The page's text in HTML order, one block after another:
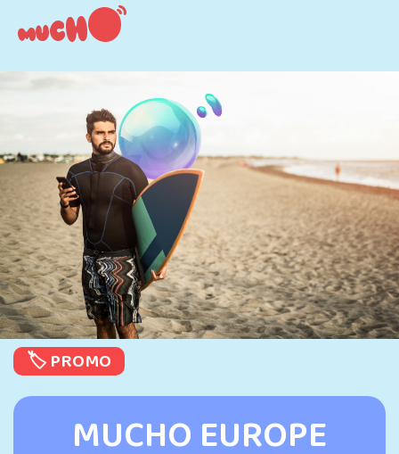
🏷️ PROMO
MUCHO EUROPE